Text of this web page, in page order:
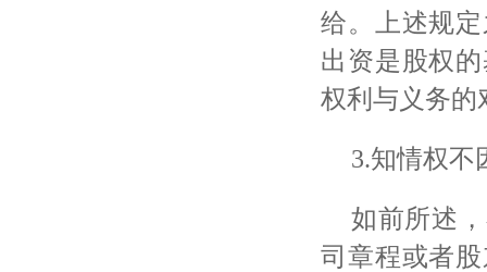
给。上述规
出资是股权
权利与义务的
3.知情权不
如前所述
司章程或者